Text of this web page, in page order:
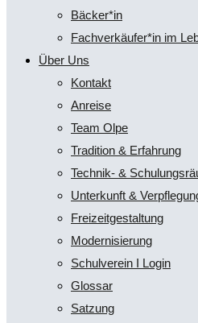
Bäcker*in
Fachverkäufer*in im
Über Uns
Kontakt
Anreise
Team Olpe
Tradition & Erfahrung
Technik- &
Unterkunft &
Freizeitgestaltung
Modernisierung
Schulverein I Login
Glossar
Satzung